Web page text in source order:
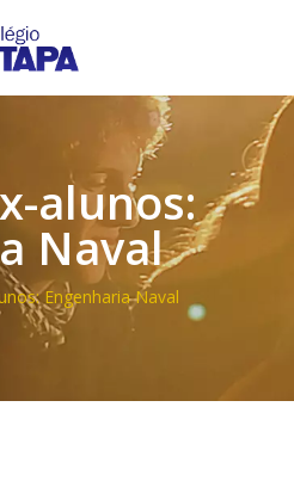
alunos:
Naval
Engenharia Naval